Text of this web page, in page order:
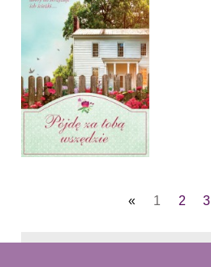
« 1 2 3